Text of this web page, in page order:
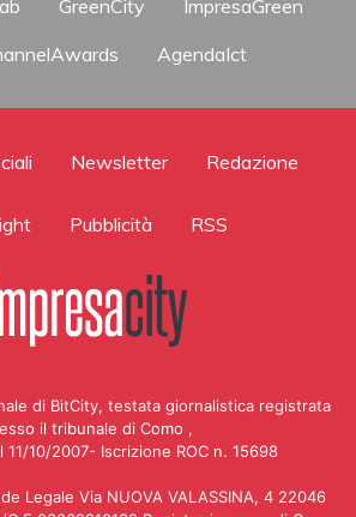
GreenCity
ImpresaGreen
AgendaIct
Newsletter Redazione
Pubblicità RSS
di BitCity, testata giornalistica registrata
il tribunale di Como ,
11/10/2007- Iscrizione ROC n. 15698
Legale Via NUOVA VALASSINA, 4 22046